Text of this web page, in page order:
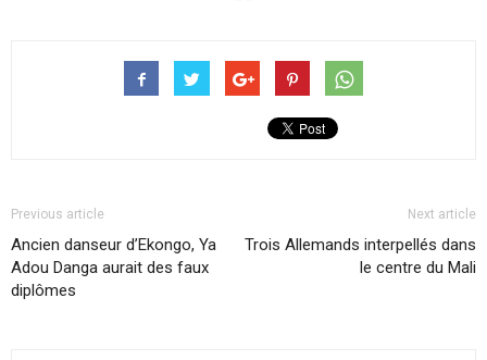
Previous article
Ancien danseur d’Ekongo, Ya
Adou Danga aurait des faux
diplômes
Next article
Trois Allemands interpellés dans
le centre du Mali